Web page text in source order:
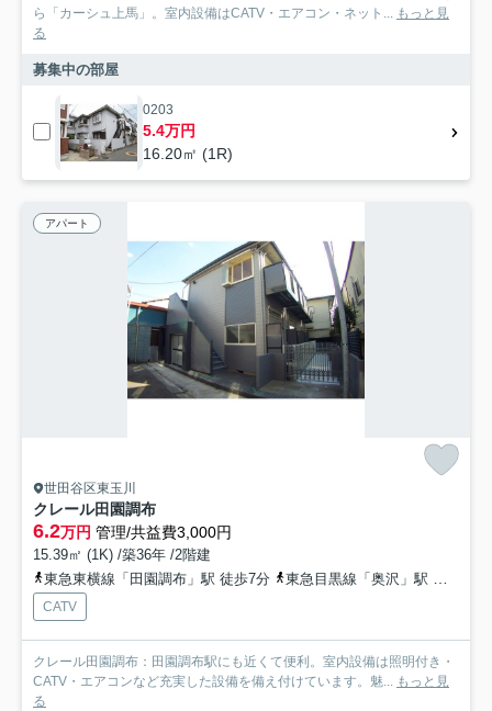
ら「カーシュ上馬」。室内設備はCATV・エアコン・ネット...
もっと見
る
募集中の部屋
0203
5.4万円
16.20㎡ (1R)
アパート
世田谷区東玉川
クレール田園調布
6.2万円 管理/共益費3,000円
15.39㎡ (1K) /築36年 /2階建
東急東横線「田園調布」駅 徒歩7分
東急目黒線「奥沢」駅 徒歩7分
CATV
クレール田園調布：田園調布駅にも近くて便利。室内設備は照明付き・
CATV・エアコンなど充実した設備を備え付けています。魅...
もっと見
る